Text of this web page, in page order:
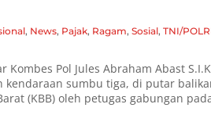
, News, Pajak, Ragam, Sosial, TNI/
Kombes Pol Jules Abraham Abast
sumbu tiga, di putar
(KBB) oleh petugas gabungan